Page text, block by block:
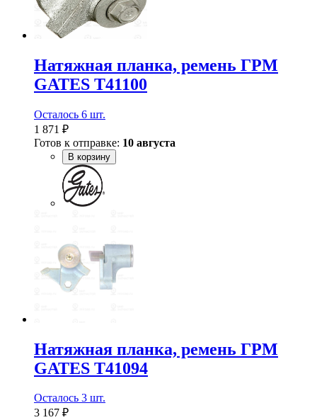
Натяжная планка, ремень ГРМ
GATES T41100
Осталось 6 шт.
1 871 ₽
Готов к отправке: 10 августа
В корзину
Натяжная планка, ремень ГРМ
GATES T41094
Осталось 3 шт.
3 167 ₽